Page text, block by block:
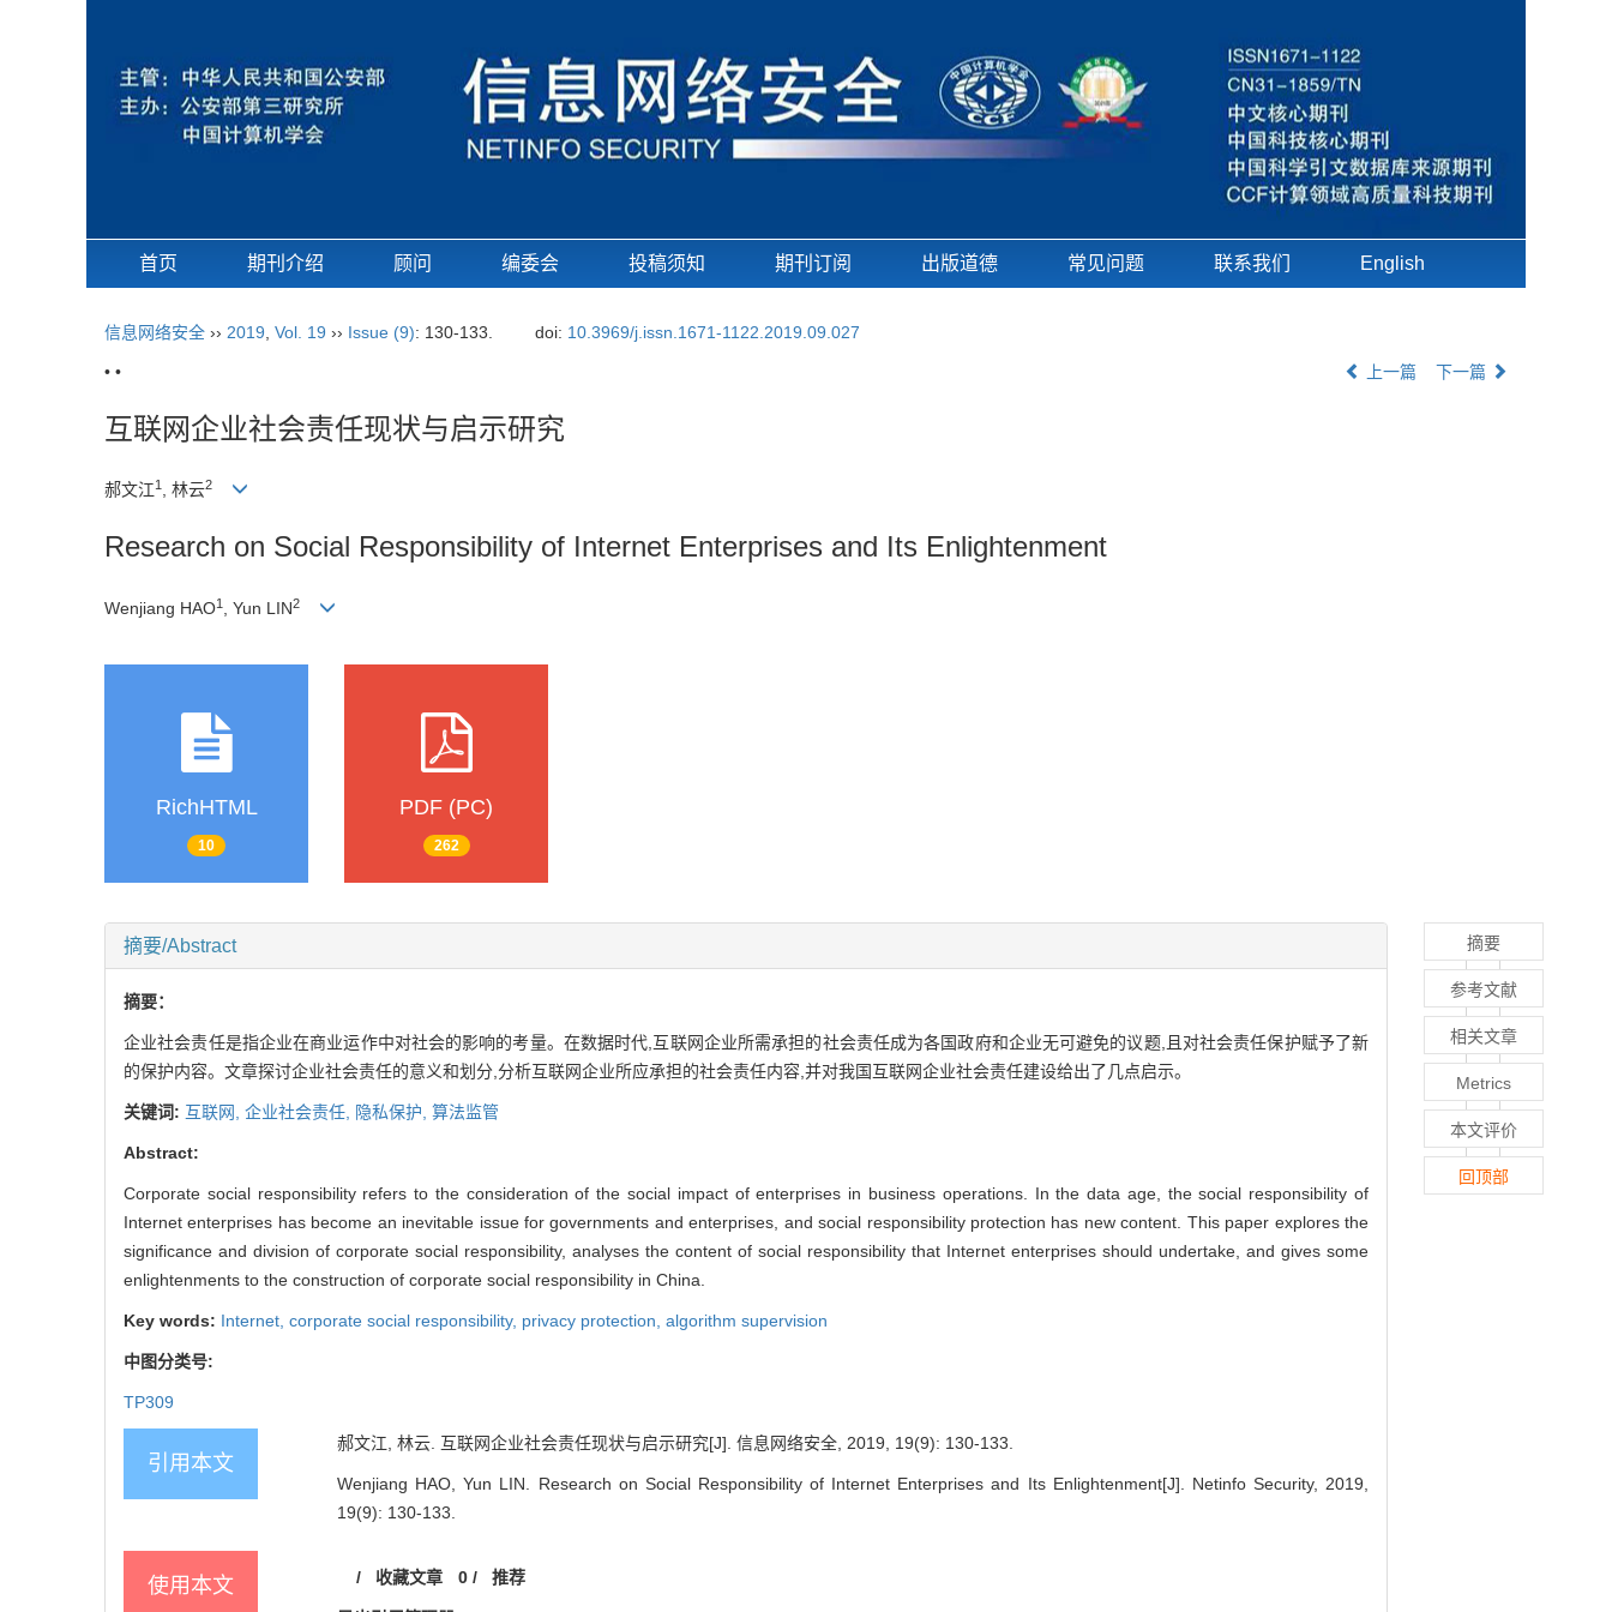
首页 期刊介绍 顾问 编委会 投稿须知 期刊订阅 出版道德 常见问题 联系我们 English
信息网络安全 ›› 2019 Vol. 19 ›› Issue (9): 130-133. doi: 10.3969/j.issn.1671-1122.2019.09.027
• • 上一篇 下一篇
互联网企业社会责任现状与启示研究
郝文江1 , 林云2
Research on Social Responsibility of Internet Enterprises and Its Enlightenment
Wenjiang HAO1 , Yun LIN2
RichHTML
10
PDF (PC)
262
摘要/Abstract
摘要：
企业社会责任是指企业在商业运作中对社会的影响的考量。在数据时代,互联网企业所需承担的社会责任成为各国政府和企业无可避免的议题,且对社会责任保护赋予了新
的保护内容。文章探讨企业社会责任的意义和划分,分析互联网企业所应承担的社会责任内容,并对我国互联网企业社会责任建设给出了几点启示。
关键词: 互联网, 企业社会责任, 隐私保护, 算法监管
Abstract:
Corporate social responsibility refers to the consideration of the social impact of enterprises in business operations. In the data age, the social responsibility of
Internet enterprises has become an inevitable issue for governments and enterprises, and social responsibility protection has new content. This paper explores the
significance and division of corporate social responsibility, analyses the content of social responsibility that Internet enterprises should undertake, and gives some
enlightenments to the construction of corporate social responsibility in China.
Key words: Internet, corporate social responsibility, privacy protection, algorithm supervision
中图分类号:
TP309
引用本文
郝文江, 林云. 互联网企业社会责任现状与启示研究[J]. 信息网络安全, 2019, 19(9): 130-133.
Wenjiang HAO, Yun LIN. Research on Social Responsibility of Internet Enterprises and Its Enlightenment[J]. Netinfo Security, 2019,
19(9): 130-133.
使用本文 / 收藏文章 0/ 推荐
摘要
参考文献
相关文章
Metrics
本文评价
回顶部